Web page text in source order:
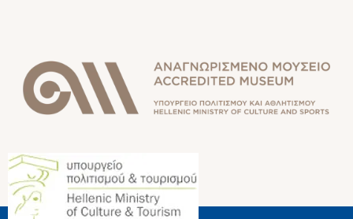
Image